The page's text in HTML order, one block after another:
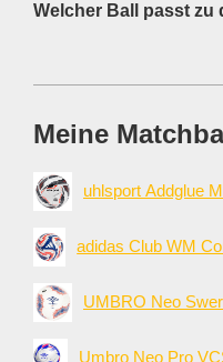
Welcher Ball passt zu
Meine
uhlsport Addglue
adidas Club WM
Umbro Neo Pro